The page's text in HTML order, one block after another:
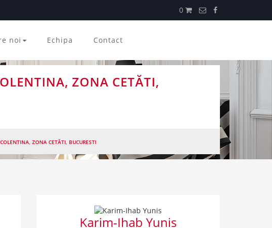
0
noi Echipa Contact
ZONA CETĂTI,
ZONA CETĂTI, BUCURESTI
Karim-Ihab Yunis